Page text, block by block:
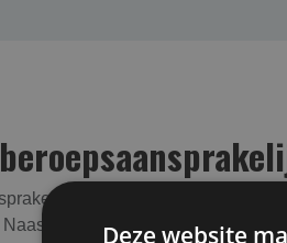
(BAV)
vergoeding van de
Deze website